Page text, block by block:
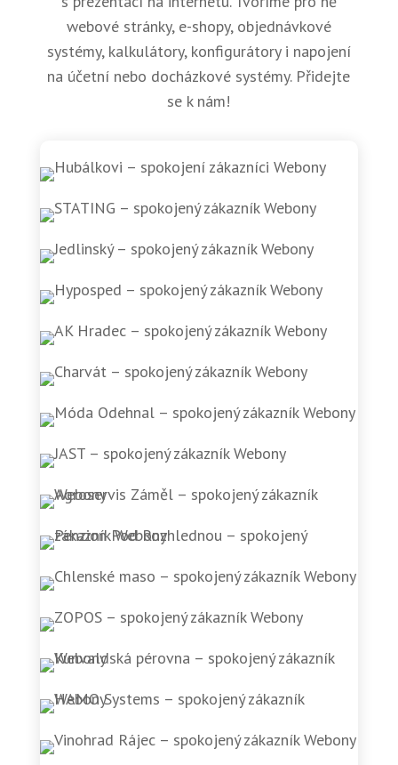
webové stránky, e-shopy, objednávkové
systémy, kalkulátory, konfigurátory i napojení
na účetní nebo docházkové systémy. Přidejte
se k nám!